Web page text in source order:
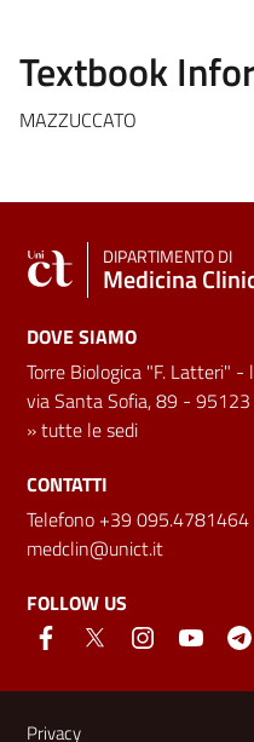
Textbook
MAZZUCCATO
DIPARTIMENTO DI
Medicina
DOVE SIAMO
Torre Biologica "F. Latteri"
via Santa Sofia, 89 -
»tutte le sedi
CONTATTI
Telefono +39 095.4781464
medclin@unict.it
FOLLOW US
Useful links
Privacy